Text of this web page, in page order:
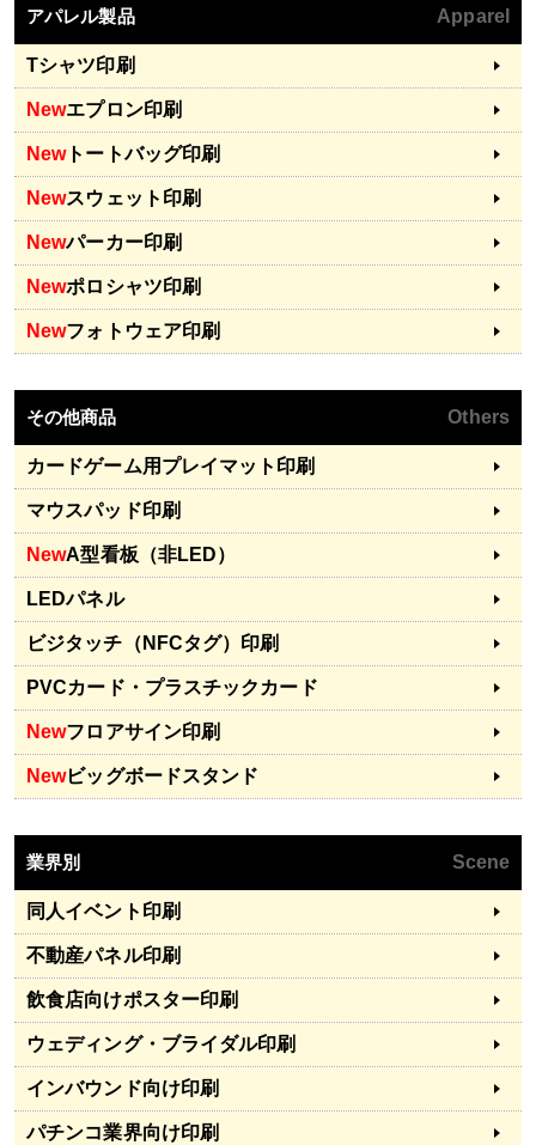
アパレル製品 Apparel
Tシャツ印刷
Newエプロン印刷
Newトートバッグ印刷
Newスウェット印刷
Newパーカー印刷
Newポロシャツ印刷
Newフォトウェア印刷
その他商品 Others
カードゲーム用プレイマット印刷
マウスパッド印刷
NewA型看板（非LED）
LEDパネル
ビジタッチ（NFCタグ）印刷
PVCカード・プラスチックカード
Newフロアサイン印刷
Newビッグボードスタンド
業界別 Scene
同人イベント印刷
不動産パネル印刷
飲食店向けポスター印刷
ウェディング・ブライダル印刷
インバウンド向け印刷
パチンコ業界向け印刷